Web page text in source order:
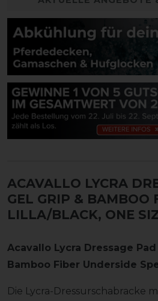
ACAVALLO LYCRA
GEL GRIP & BAMBOO
LILLA/BLACK, ONE
Acavallo Lycra Dressage
Bamboo Fiber Underside
Die Lycra-Dressurschabracke